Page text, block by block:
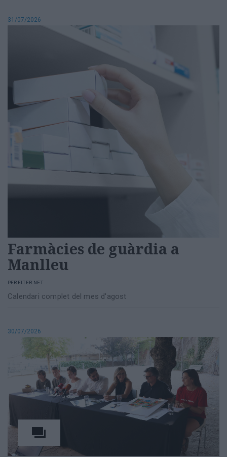
31/07/2026
Farmàcies de guàrdia a
Manlleu
PER ELTER.NET
Calendari complet del mes d'agost
30/07/2026